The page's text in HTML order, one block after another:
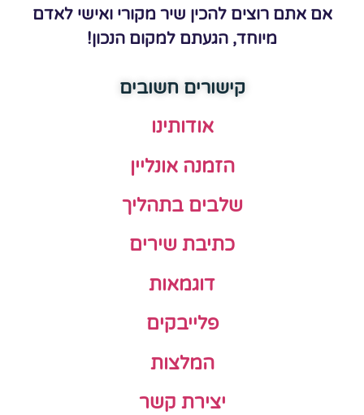
אם אתם רוצים להכין שיר מקורי ואישי לאדם
מיוחד, הגעתם למקום הנכון!
קישורים חשובים
אודותינו
הזמנה אונליין
שלבים בתהליך
כתיבת שירים
דוגמאות
פלייבקים
המלצות
יצירת קשר